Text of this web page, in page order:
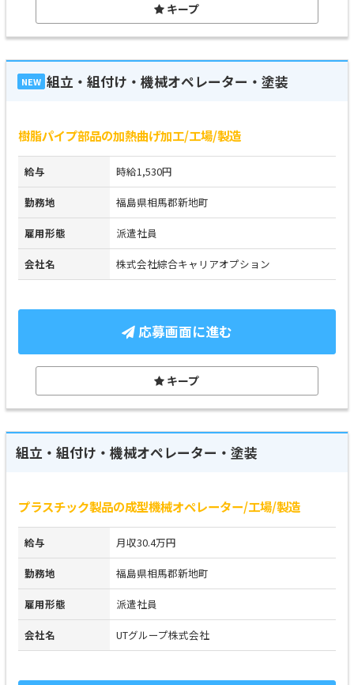
キープ
NEW 組立・組付け・機械オペレーター・塗装
樹脂パイプ部品の加熱曲げ加工/工場/製造
給与 時給1,530円
勤務地 福島県相馬郡新地町
雇用形態 派遣社員
会社名 株式会社綜合キャリアオプション
応募画面に進む
キープ
組立・組付け・機械オペレーター・塗装
プラスチック製品の成型機械オペレーター/工場/製造
給与 月収30.4万円
勤務地 福島県相馬郡新地町
雇用形態 派遣社員
会社名 UTグループ株式会社